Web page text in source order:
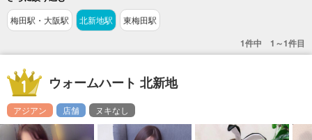
梅田駅・大阪駅 北新地駅 東梅田駅
1件中 1～1件目
ウォームハート 北新地
アジアン 店舗 ヌキなし